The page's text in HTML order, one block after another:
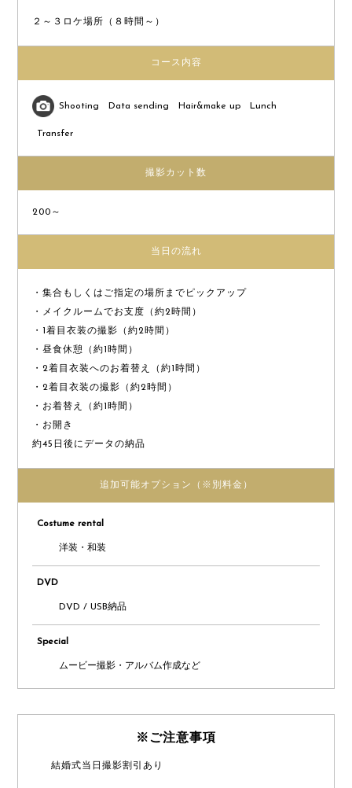
２～３ロケ場所（８時間～）
コース内容
Shooting Data sending Hair&make up Lunch
Transfer
撮影カット数
200～
当日の流れ
・集合もしくはご指定の場所までピックアップ
・メイクルームでお支度（約2時間）
・1着目衣装の撮影（約2時間）
・昼食休憩（約1時間）
・2着目衣装へのお着替え（約1時間）
・2着目衣装の撮影（約2時間）
・お着替え（約1時間）
・お開き
約45日後にデータの納品
追加可能オプション （※別料金）
Costume rental
洋装・和装
DVD
DVD / USB納品
Special
ムービー撮影・アルバム作成など
※ご注意事項
結婚式当日撮影割引あり